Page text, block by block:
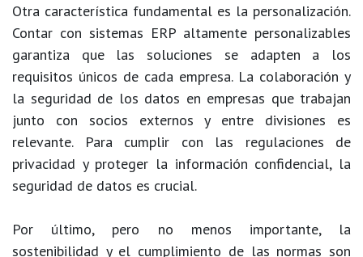
Otra característica fundamental es la personalización.
Contar con sistemas ERP altamente personalizables
garantiza que las soluciones se adapten a los
requisitos únicos de cada empresa. La colaboración y
la seguridad de los datos en empresas que trabajan
junto con socios externos y entre divisiones es
relevante. Para cumplir con las regulaciones de
privacidad y proteger la información confidencial, la
seguridad de datos es crucial.
Por último, pero no menos importante, la
sostenibilidad y el cumplimiento de las normas son